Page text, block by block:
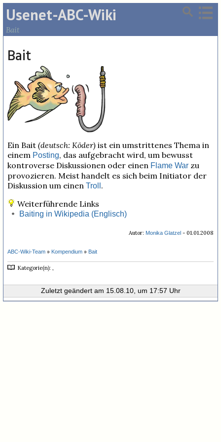
Usenet-ABC-Wiki
Bait
Bait
Ein Bait (deutsch: Köder) ist ein umstrittenes Thema in
einem Posting, das aufgebracht wird, um bewusst
kontroverse Diskussionen oder einen Flame War zu
provozieren. Meist handelt es sich beim Initiator der
Diskussion um einen Troll .
Weiterführende Links
Baiting in Wikipedia (Englisch)
Autor: Monika Glatzel - 01.01.2008
ABC-Wiki-Team » Kompendium » Bait
Kategorie(n): ,
Zuletzt geändert am 15.08.10, um 17:57 Uhr